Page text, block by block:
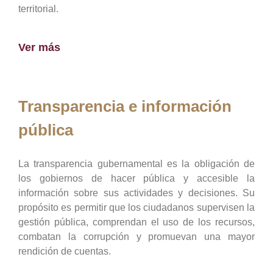
territorial.
Ver más
Transparencia e información
pública
La transparencia gubernamental es la obligación de
los gobiernos de hacer pública y accesible la
información sobre sus actividades y decisiones. Su
propósito es permitir que los ciudadanos supervisen la
gestión pública, comprendan el uso de los recursos,
combatan la corrupción y promuevan una mayor
rendición de cuentas.